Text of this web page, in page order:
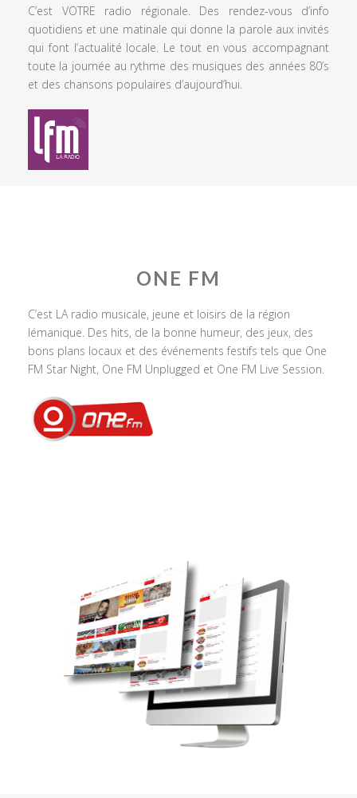
C’est VOTRE radio régionale. Des rendez-vous d’info
quotidiens et une matinale qui donne la parole aux invités
qui font l’actualité locale. Le tout en vous accompagnant
toute la journée au rythme des musiques des années 80’s
et des chansons populaires d’aujourd’hui.
ONE FM
C’est LA radio musicale, jeune et loisirs de la région
lémanique. Des hits, de la bonne humeur, des jeux, des
bons plans locaux et des événements festifs tels que One
FM Star Night, One FM Unplugged et One FM Live Session.